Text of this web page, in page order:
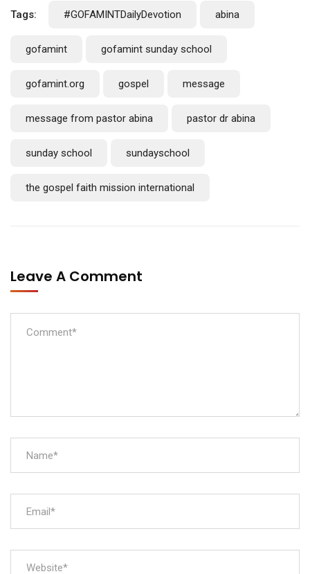
Tags: #GOFAMINTDailyDevotion abina
gofamint gofamint sunday school
gofamint.org gospel message
message from pastor abina pastor dr abina
sunday school sundayschool
the gospel faith mission international
Leave A Comment